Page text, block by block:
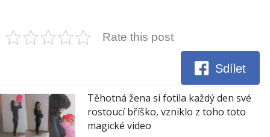
Rate this post
Sdílet
Těhotná žena si fotila každý den své
rostoucí bříško, vzniklo z toho toto
magické video